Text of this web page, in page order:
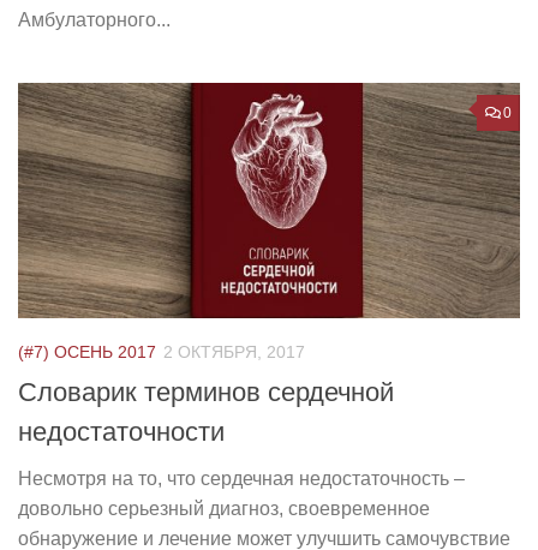
Амбулаторного...
0
(#7) ОСЕНЬ 2017 2 ОКТЯБРЯ, 2017
Словарик терминов сердечной
недостаточности
Несмотря на то, что сердечная недостаточность –
довольно серьезный диагноз, своевременное
обнаружение и лечение может улучшить самочувствие